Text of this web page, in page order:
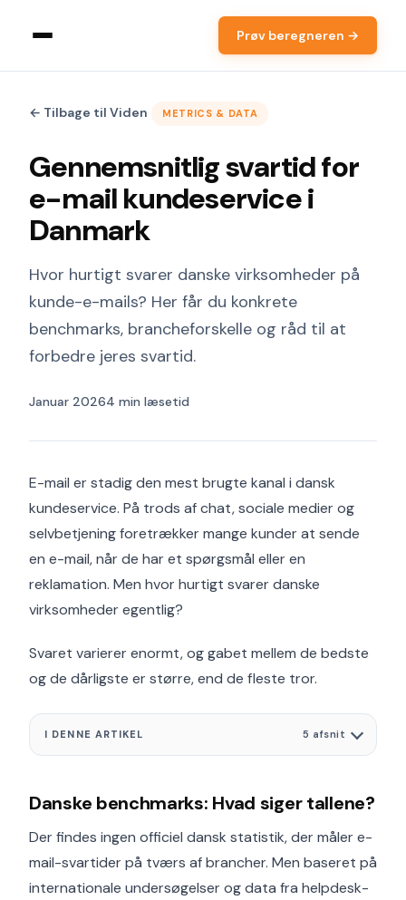
Prøv beregneren →
← Tilbage til Viden METRICS & DATA
Gennemsnitlig svartid for
e-mail kundeservice i
Danmark
Hvor hurtigt svarer danske virksomheder på
kunde-e-mails? Her får du konkrete
benchmarks, brancheforskelle og råd til at
forbedre jeres svartid.
Januar 20264 min læsetid
E-mail er stadig den mest brugte kanal i dansk
kundeservice. På trods af chat, sociale medier og
selvbetjening foretrækker mange kunder at sende
en e-mail, når de har et spørgsmål eller en
reklamation. Men hvor hurtigt svarer danske
virksomheder egentlig?
Svaret varierer enormt, og gabet mellem de bedste
og de dårligste er større, end de fleste tror.
I DENNE ARTIKEL 5 afsnit
Danske benchmarks: Hvad siger tallene?
Der findes ingen officiel dansk statistik, der måler e-
mail-svartider på tværs af brancher. Men baseret på
internationale undersøgelser og data fra helpdesk-